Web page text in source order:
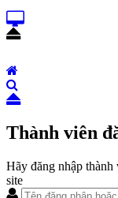
Thành viên
Hãy đăng nhập thành
site